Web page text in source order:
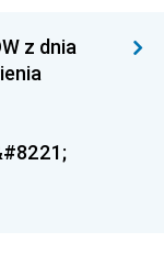
z dnia